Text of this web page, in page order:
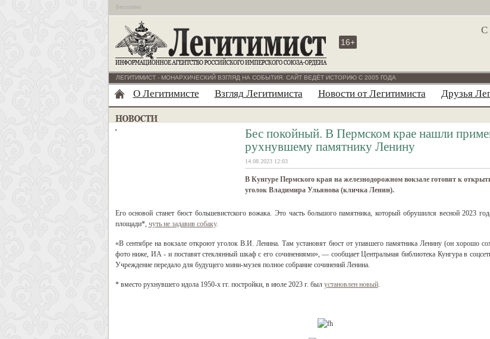
Бесплатно
С
16+
ЛЕГИТИМИСТ - МОНАРХИЧЕСКИЙ ВЗГЛЯД НА СОБЫТИЯ. САЙТ ВЕДЁТ ИСТОРИЮ С 2005 ГОДА
О Легитимисте Взгляд Легитимиста Новости от Легитимиста Друзья
Бес покойный. В Пермском крае нашли
рухнувшему памятнику Ленину
14.08.2023 12:03
В Кунгуре Пермского края на железнодорожном вокзале готовят к
уголок Владимира Ульянова (кличка Ленин).
Его основой станет бюст большевистского вожака. Это часть большого памятника, который обрушился весной 2023
площади*, чуть не задавив собаку.
«В сентябре на вокзале откроют уголок В.И. Ленина. Там установят бюст от упавшего памятника Ленину (он хорошо
фото ниже, ИА - и поставят стеклянный шкаф с его сочинениями», — сообщает Центральная библиотека Кунгура в
Учреждение передало для будущего мини-музея полное собрание сочинений Ленина.
* вместо рухнувшего идола1950-х гг. постройки, в июле 2023 г. был установлен новый.